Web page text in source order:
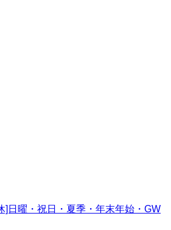
]日曜・祝日・夏季・年末年始・GW